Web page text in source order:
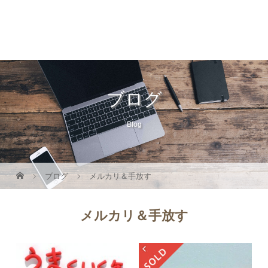
ブログ
Blog
ブログ メルカリ＆手放す
メルカリ＆手放す